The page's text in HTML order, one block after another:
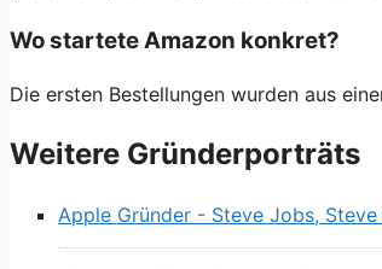
Wo startete Amazon konkret?
Die ersten Bestellungen wurden aus
Weitere Gründerporträts
Apple Gründer - Steve Jobs, Steve